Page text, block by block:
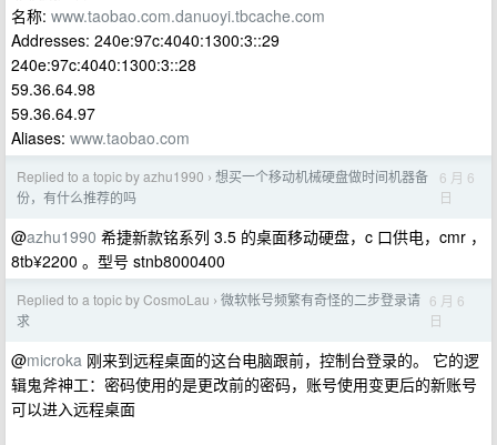
名称: www.taobao.com.danuoyi.tbcache.com
Addresses: 240e:97c:4040:1300:3::29
240e:97c:4040:1300:3::28
59.36.64.98
59.36.64.97
Aliases: www.taobao.com
Replied to a topic by azhu1990 › 想买一个移动机械硬盘做时间机器备
份，有什么推荐的吗
6 月 6
日
@azhu1990 希捷新款铭系列 3.5 的桌面移动硬盘，c 口供电，cmr ，
8tb¥2200 。型号 stnb8000400
Replied to a topic by CosmoLau › 微软帐号频繁有奇怪的二步登录请
求
6 月 6
日
@microka 刚来到远程桌面的这台电脑跟前，控制台登录的。 它的逻
辑鬼斧神工：密码使用的是更改前的密码，账号使用变更后的新账号
可以进入远程桌面